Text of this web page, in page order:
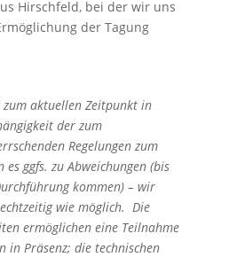
Hirschfeld, bei der wir uns
der Tagung
zum aktuellen Zeitpunkt in
der zum
Regelungen zum
es ggfs. zu Abweichungen (bis
kommen) – wir
wie möglich. Die
ermöglichen eine Teilnahme
in Präsenz; die technischen